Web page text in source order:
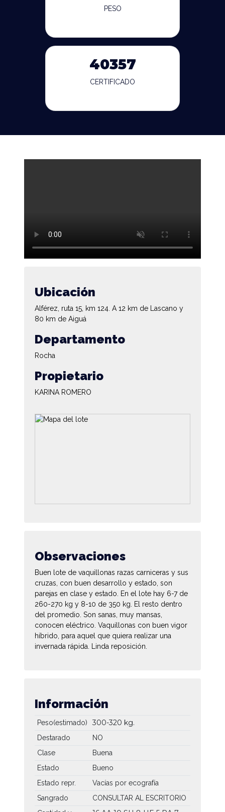
PESO
40357
CERTIFICADO
Ubicación
Alférez, ruta 15, km 124. A 12 km de Lascano y
80 km de Aiguá
Departamento
Rocha
Propietario
KARINA ROMERO
Observaciones
Buen lote de vaquillonas razas carniceras y sus
cruzas, con buen desarrollo y estado, son
parejas en clase y estado. En el lote hay 6-7 de
260-270 kg y 8-10 de 350 kg. El resto dentro
del promedio. Son sanas, muy mansas,
conocen eléctrico. Vaquillonas con buen vigor
híbrido, para aquel que quiera realizar una
invernada rápida. Linda reposición.
Información
Peso(estimado) 300-320 kg.
Destarado
NO
Clase
Buena
Estado
Bueno
Estado repr.
Vacías por ecografía
Sangrado
CONSULTAR AL ESCRITORIO